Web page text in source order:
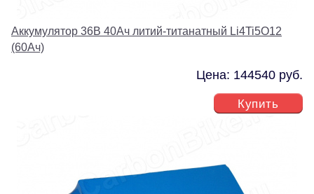
Аккумулятор 36В 40Ач литий-титанатный Li4Ti5O12
(60Ач)
Цена: 144540 руб.
Купить